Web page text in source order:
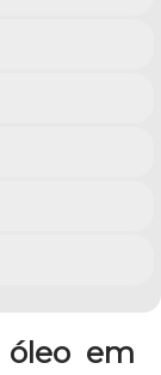
óleo em